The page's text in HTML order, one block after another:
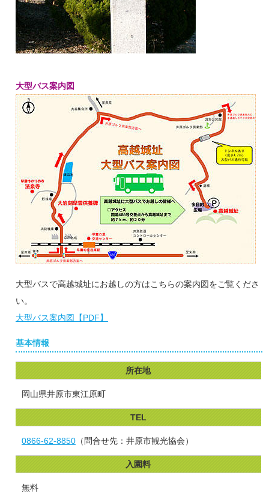
大型バス案内図
大型バスで高越城址にお越しの方はこちらの案内図をご覧くださ
い。
大型バス案内図【PDF】
基本情報
所在地
岡山県井原市東江原町
TEL
0866-62-8850（問合せ先：井原市観光協会）
入園料
無料